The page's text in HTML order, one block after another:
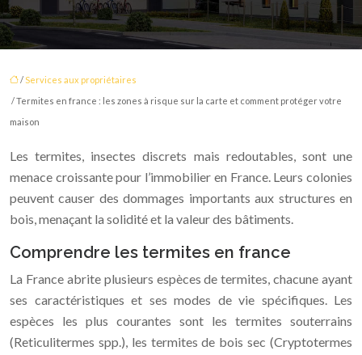
/Services aux propriétaires
/ Termites en france : les zones à risque sur la carte et comment protéger votre
maison
Les termites, insectes discrets mais redoutables, sont une
menace croissante pour l’immobilier en France. Leurs colonies
peuvent causer des dommages importants aux structures en
bois, menaçant la solidité et la valeur des bâtiments.
Comprendre les termites en france
La France abrite plusieurs espèces de termites, chacune ayant
ses caractéristiques et ses modes de vie spécifiques. Les
espèces les plus courantes sont les termites souterrains
(Reticulitermes spp.), les termites de bois sec (Cryptotermes